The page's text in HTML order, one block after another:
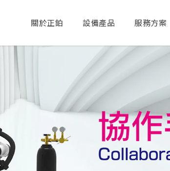
關於正鉑 設備產品 服務方案